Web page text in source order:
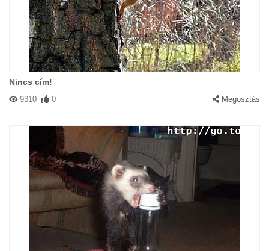
Ilyet... Szegény macska... zabigyerekek... Ilyen perverz kutyát
#10307 rita|2003-02-23 00:00:00| Válasz
a cicák jobban néznek ki így.
Nincs cím!
9310 0 Megosztás